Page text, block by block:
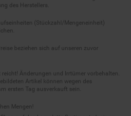
Artikel können wegen des
ersten Tag ausverkauft sein.